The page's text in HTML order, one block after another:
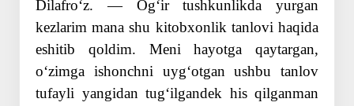
Dilafroʻz. — Ogʻir tushkunlikda yurgan
kezlarim mana shu kitobxonlik tanlovi haqida
eshitib qoldim. Meni hayotga qaytargan,
oʻzimga ishonchni uygʻotgan ushbu tanlov
tufayli yangidan tugʻilgandek his qilganman